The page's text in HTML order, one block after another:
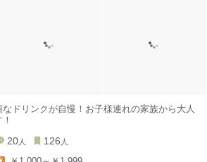
ドリンクが自慢！お子様連れの家族から大人
20 人 126 人